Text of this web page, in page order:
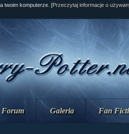
Forum Galeria Fan
twoim komputerze. [Przeczytaj informacje o